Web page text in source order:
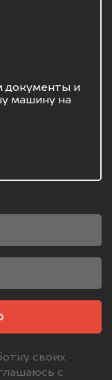
документы и
машину на
своих
с